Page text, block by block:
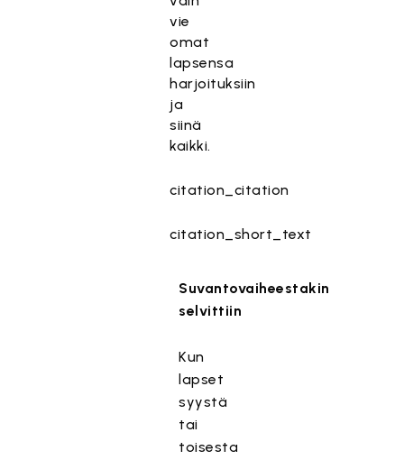
vie
omat
lapsensa
harjoituksiin
ja
siinä
kaikki.
citation_citation
citation_short_text
Suvantovaiheestakin
selvittiin
Kun
lapset
syystä
tai
toisesta